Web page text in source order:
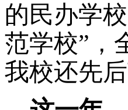
的民办学校
范学校”，
我校还先后